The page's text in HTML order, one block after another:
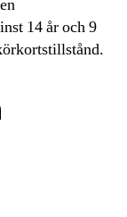
14 år och 9